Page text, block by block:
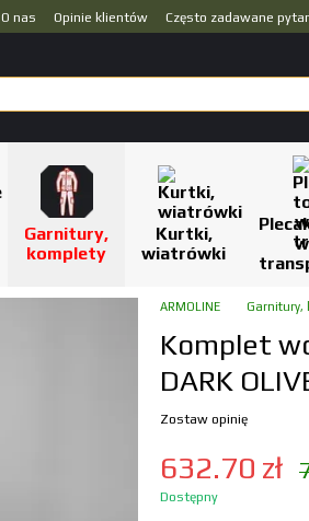
O nas Opinie klientów Często zadawane
Garnitury,
komplety
Kurtki,
wiatrówki
ARMOLINE Garnitury,
Komplet
DARK
Zostaw opinię
632.70 zł
Dostępny